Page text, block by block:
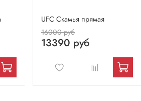
UFC Скамья прямая
16000 руб
13390 руб